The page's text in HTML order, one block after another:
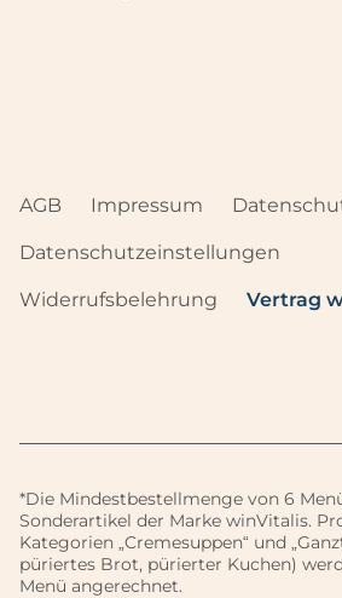
AGB Impressum
Datenschutzeinstellungen
Widerrufsbelehrung Vertrag
*Die Mindestbestellmenge von 6
Sonderartikel der Marke winVitalis.
Kategorien „Cremesuppen“ und
püriertes Brot, pürierter Kuchen)
Menü angerechnet.